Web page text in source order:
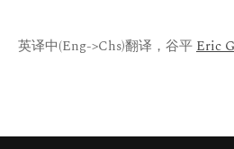
英译中(Eng->Chs)翻译，谷平Eric